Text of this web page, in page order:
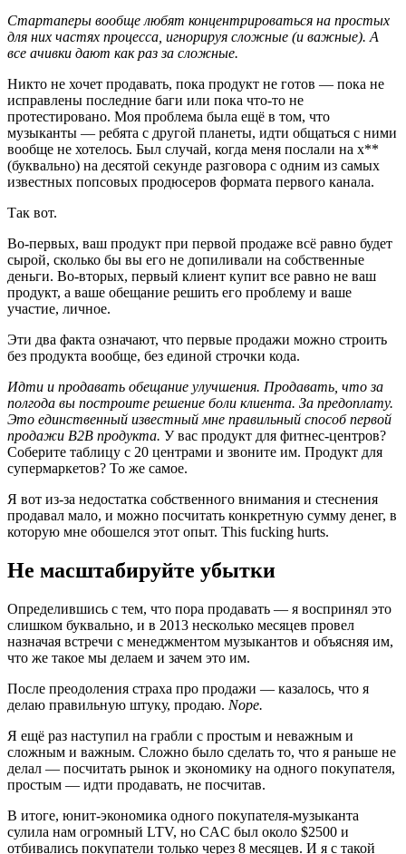
Стартаперы вообще любят концентрироваться на простых
для них частях процесса, игнорируя сложные (и важные). А
все ачивки дают как раз за сложные.
Никто не хочет продавать, пока продукт не готов — пока не
исправлены последние баги или пока что-то не
протестировано. Моя проблема была ещё в том, что
музыканты — ребята с другой планеты, идти общаться с ними
вообще не хотелось. Был случай, когда меня послали на х**
(буквально) на десятой секунде разговора с одним из самых
известных попсовых продюсеров формата первого канала.
Так вот.
Во-первых, ваш продукт при первой продаже всё равно будет
сырой, сколько бы вы его не допиливали на собственные
деньги. Во-вторых, первый клиент купит все равно не ваш
продукт, а ваше обещание решить его проблему и ваше
участие, личное.
Эти два факта означают, что первые продажи можно строить
без продукта вообще, без единой строчки кода.
Идти и продавать обещание улучшения. Продавать, что за
полгода вы построите решение боли клиента. За предоплату.
Это единственный известный мне правильный способ первой
продажи B2B продукта. У вас продукт для фитнес-центров?
Соберите таблицу с 20 центрами и звоните им. Продукт для
супермаркетов? То же самое.
Я вот из-за недостатка собственного внимания и стеснения
продавал мало, и можно посчитать конкретную сумму денег, в
которую мне обошелся этот опыт. This fucking hurts.
Не масштабируйте убытки
Определившись с тем, что пора продавать — я воспринял это
слишком буквально, и в 2013 несколько месяцев провел
назначая встречи с менеджментом музыкантов и объясняя им,
что же такое мы делаем и зачем это им.
После преодоления страха про продажи — казалось, что я
делаю правильную штуку, продаю. Nope.
Я ещё раз наступил на грабли с простым и неважным и
сложным и важным. Сложно было сделать то, что я раньше не
делал — посчитать рынок и экономику на одного покупателя,
простым — идти продавать, не посчитав.
В итоге, юнит-экономика одного покупателя-музыканта
сулила нам огромный LTV, но CAC был около $2500 и
отбивались покупатели только через 8 месяцев. И я с такой